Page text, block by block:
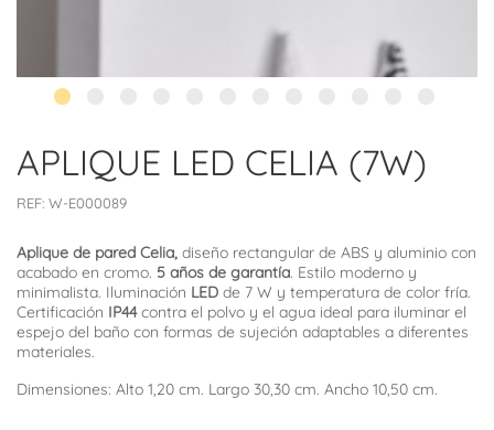
APLIQUE LED CELIA (7W)
REF: W-E000089
Aplique de pared Celia, diseño rectangular de ABS y aluminio con
acabado en cromo. 5 años de garantía. Estilo moderno y
minimalista. Iluminación LED de 7 W y temperatura de color fría.
Certificación IP44contra el polvo y el agua ideal para iluminar el
espejo del baño con formas de sujeción adaptables a diferentes
materiales.
Dimensiones: Alto 1,20 cm. Largo 30,30 cm. Ancho 10,50 cm.